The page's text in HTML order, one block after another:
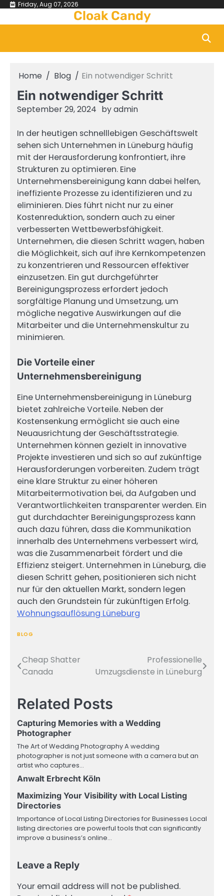
Skip Friday, Aug 07, 2026
Cloak Candy
Home Blog Ein notwendiger Schritt
Ein notwendiger Schritt
September 29, 2024 byadmin
In der heutigen schnelllebigen Geschäftswelt
sehen sich Unternehmen in Lüneburg häufig
mit der Herausforderung konfrontiert, ihre
Strukturen zu optimieren. Eine
Unternehmensbereinigung kann dabei helfen,
ineffiziente Prozesse zu identifizieren und zu
eliminieren. Dies führt nicht nur zu einer
Kostenreduktion, sondern auch zu einer
verbesserten Wettbewerbsfähigkeit.
Unternehmen, die diesen Schritt wagen, haben
die Möglichkeit, sich auf ihre Kernkompetenzen
zu konzentrieren und Ressourcen effektiver
einzusetzen. Ein gut durchgeführter
Bereinigungsprozess erfordert jedoch
sorgfältige Planung und Umsetzung, um
mögliche negative Auswirkungen auf die
Mitarbeiter und die Unternehmenskultur zu
minimieren.
Die Vorteile einer
Unternehmensbereinigung
Eine Unternehmensbereinigung in Lüneburg
bietet zahlreiche Vorteile. Neben der
Kostensenkung ermöglicht sie auch eine
Neuausrichtung der Geschäftsstrategie.
Unternehmen können gezielt in innovative
Projekte investieren und sich so auf zukünftige
Herausforderungen vorbereiten. Zudem trägt
eine klare Struktur zu einer höheren
Mitarbeitermotivation bei, da Aufgaben und
Verantwortlichkeiten transparenter werden. Ein
gut durchdachter Bereinigungsprozess kann
auch dazu führen, dass die Kommunikation
innerhalb des Unternehmens verbessert wird,
was die Zusammenarbeit fördert und die
Effizienz steigert. Unternehmen in Lüneburg, die
diesen Schritt gehen, positionieren sich nicht
nur für den aktuellen Markt, sondern legen
auch den Grundstein für zukünftigen Erfolg.
Wohnungsauflösung Lüneburg
BLOG
Post
Cheap Shatter
Canada
Professionelle
Umzugsdienste in Lüneburg
Related Posts
Capturing Memories with a Wedding
Photographer
The Art of Wedding Photography A wedding
photographer is not just someone with a camera but an
artist who captures…
Anwalt Erbrecht Köln
Maximizing Your Visibility with Local Listing
Directories
Importance of Local Listing Directories for Businesses Local
listing directories are powerful tools that can significantly
improve a business’s online…
Leave a Reply
Your email address will not be published.